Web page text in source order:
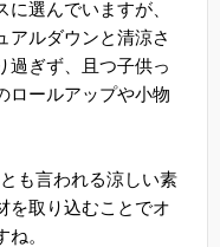
選んでいますが、
アルダウンと清涼さ
過ぎず、且つ子供っ
ロールアップや小物
も言われる涼しい素
を取り込むことでオ
。